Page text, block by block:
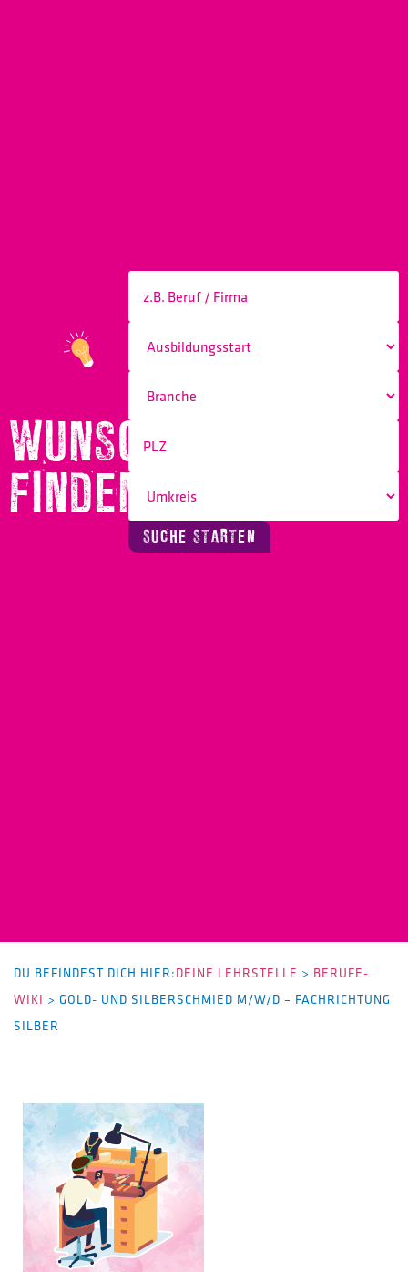
WUNSCHBERUF
FINDEN!
SUCHE STARTEN
DU BEFINDEST DICH HIER:DEINE LEHRSTELLE > BERUFE-
WIKI > GOLD- UND SILBERSCHMIED M/W/D – FACHRICHTUNG
SILBER